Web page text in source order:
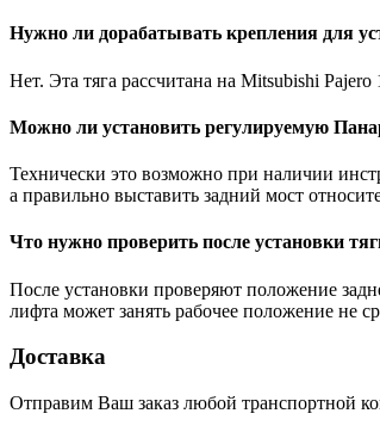
Нужно ли дорабатывать крепления для
Нет. Эта тяга рассчитана на Mitsubishi
Можно ли установить регулируемую
Технически это возможно при наличии
а правильно выставить задний мост
Что нужно проверить после установки
После установки проверяют положение
лифта может занять рабочее положение не
Доставка
Отправим Ваш заказ любой транспортной